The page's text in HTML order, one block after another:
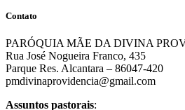
Contato
PARÓQUIA MÃE DA DIVINA
Rua José Nogueira Franco, 435
Parque Res. Alcantara – 86047-420
pmdivinaprovidencia@gmail.com
Assuntos pastorais: